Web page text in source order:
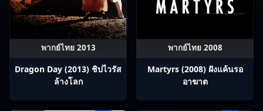
พากย์ไทย 2013
Dragon Day (2013) ชิปไวรัส
ล้างโลก
พากย์ไทย 2008
Martyrs (2008) ฝังแค้นรอ
อาฆาต